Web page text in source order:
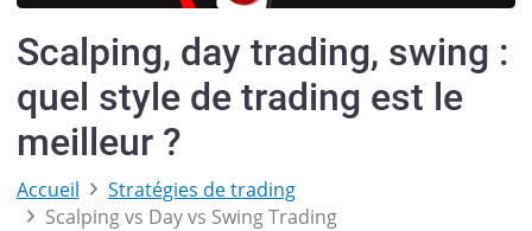
Scalping, day trading, swing :
quel style de trading est le
meilleur ?
Accueil
Stratégies de trading
Scalping vs Day vs Swing Trading